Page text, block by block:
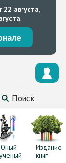
22 августа,
.
Поиск
Юный
ученый
Издание
книг